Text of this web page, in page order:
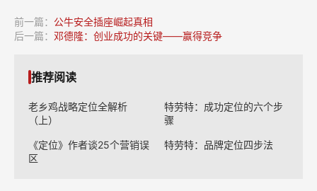
前一篇： 公牛安全插座崛起真相
后一篇： 邓德隆：创业成功的关键——赢得竞争
推荐阅读
老乡鸡战略定位全解析
（上）
特劳特：成功定位的六个步
骤
《定位》作者谈25个营销误
区
特劳特：品牌定位四步法